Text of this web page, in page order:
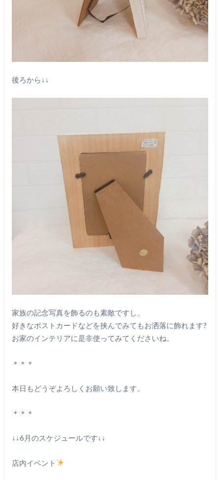
後ろから↓↓
家族の記念写真を飾るのも素敵ですし、
好きなポストカードなどを挟んでみてもお洒落に飾れます?
お家のインテリアに是非使ってみてくださいね。
＊＊＊
本日もどうぞよろしくお願い致します。
＊＊＊
↓↓6月のスケジュールです↓↓
店内イベント